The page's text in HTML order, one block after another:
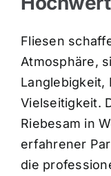
Fliesen
Atmosphäre,
Langlebigkeit,
Vielseitigkeit.
Riebesam in
erfahrener
die